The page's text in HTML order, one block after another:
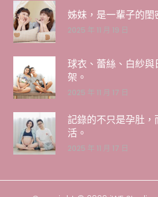
2025 年 11 月 19 日
姊妹，是一輩子的閨
2025 年 11 月 17 日
球衣、蕾絲、白紗
架。
2025 年 11 月 17 日
記錄的不只是孕肚
活。